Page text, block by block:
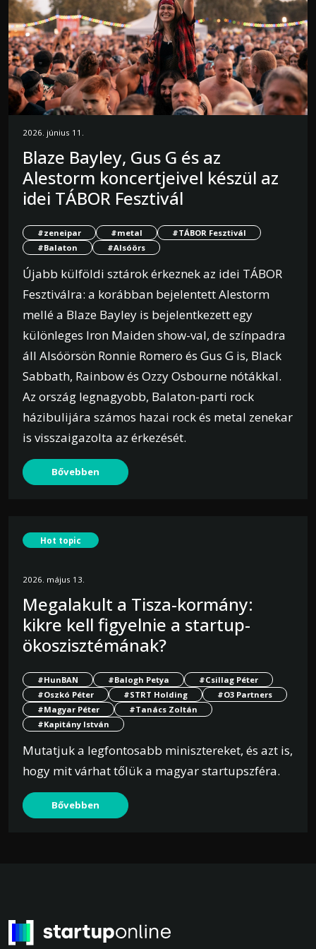
2026. június 11.
Blaze Bayley, Gus G és az
Alestorm koncertjeivel készül az
idei TÁBOR Fesztivál
#zeneipar #metal
#TÁBOR Fesztivál
#Balaton
#Alsóörs
Újabb külföldi sztárok érkeznek az idei TÁBOR
Fesztiválra: a korábban bejelentett Alestorm
mellé a Blaze Bayley is bejelentkezett egy
különleges Iron Maiden show-val, de színpadra
áll Alsóörsön Ronnie Romero és Gus G is, Black
Sabbath, Rainbow és Ozzy Osbourne nótákkal.
Az ország legnagyobb, Balaton-parti rock
házibulijára számos hazai rock és metal zenekar
is visszaigazolta az érkezését.
Bővebben
Hot topic
2026. május 13.
Megalakult a Tisza-kormány:
kikre kell figyelnie a startup-
ökoszisztémának?
#HunBAN #Balogh Petya
#Csillag Péter
#Oszkó Péter
#STRT Holding
#O3 Partners
#Magyar Péter
#Tanács Zoltán
#Kapitány István
Mutatjuk a legfontosabb minisztereket, és azt is,
hogy mit várhat tőlük a magyar startupszféra.
Bővebben